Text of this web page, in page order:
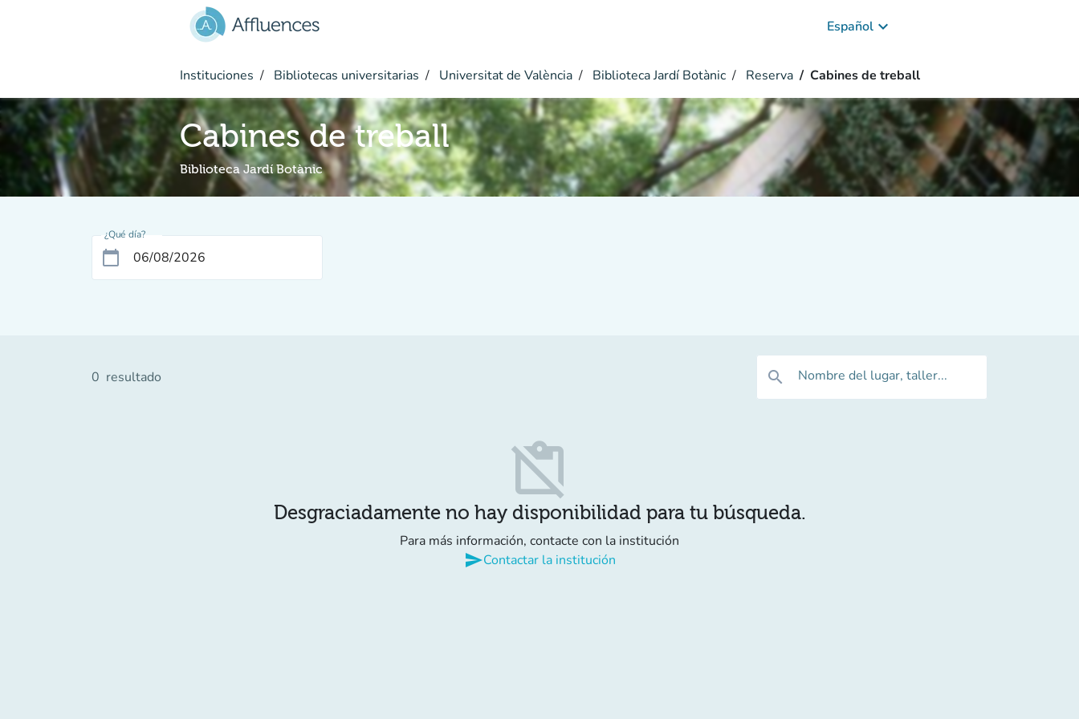
Español keyboard_arrow_down
Instituciones Bibliotecas universitarias Universitat de València Biblioteca Jardí Botànic Reserva Cabines de treball
Cabines de treball
Biblioteca Jardí Botànic
¿Qué día?
calendar_today
0 resultado search Nombre del lugar, taller...
content_paste_off
Desgraciadamente no hay disponibilidad para tu búsqueda.
Para más información, contacte con la institución
sendContactar la institución